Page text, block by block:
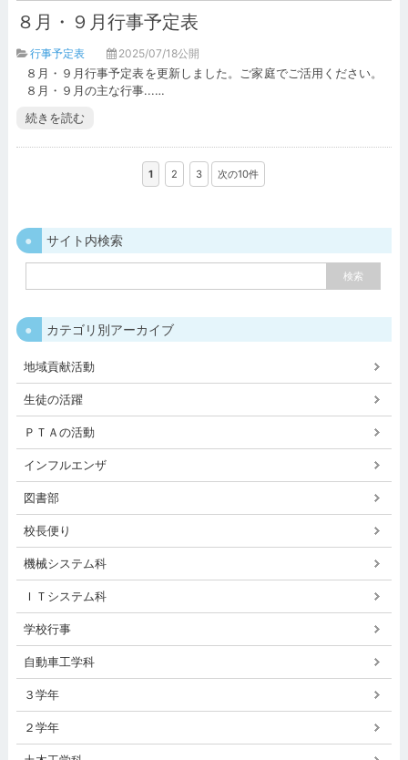
８月・９月行事予定表
行事予定表
2025/07/18公開
８月・９月行事予定表を更新しました。ご家庭でご活用ください。
８月・９月の主な行事...…
続きを読む
1 2 3 次の10件
サイト内検索
カテゴリ別アーカイブ
地域貢献活動
生徒の活躍
ＰＴＡの活動
インフルエンザ
図書部
校長便り
機械システム科
ＩＴシステム科
学校行事
自動車工学科
３学年
２学年